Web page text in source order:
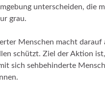
unterscheiden, die
grau.
Menschen macht darauf
schützt. Ziel der Aktion
sich sehbehinderte